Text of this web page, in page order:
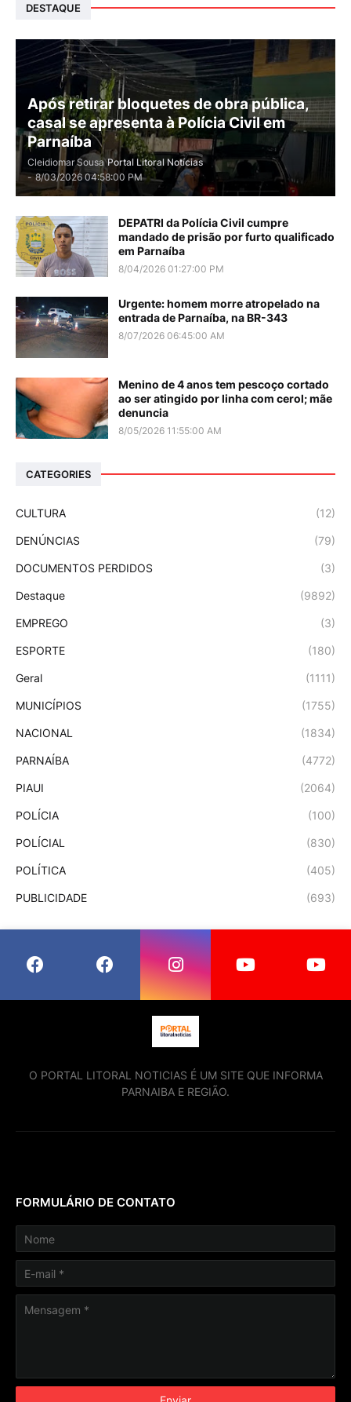
DESTAQUE
Após retirar bloquetes de obra pública,
casal se apresenta à Polícia Civil em
Parnaíba
Cleidiomar Sousa Portal Litoral Notícias
- 8/03/2026 04:58:00 PM
DEPATRI da Polícia Civil cumpre
mandado de prisão por furto qualificado
em Parnaíba
8/04/2026 01:27:00 PM
Urgente: homem morre atropelado na
entrada de Parnaíba, na BR-343
8/07/2026 06:45:00 AM
Menino de 4 anos tem pescoço cortado
ao ser atingido por linha com cerol; mãe
denuncia
8/05/2026 11:55:00 AM
CATEGORIES
CULTURA (12)
DENÚNCIAS (79)
DOCUMENTOS PERDIDOS (3)
Destaque (9892)
EMPREGO (3)
ESPORTE (180)
Geral (1111)
MUNICÍPIOS (1755)
NACIONAL (1834)
PARNAÍBA (4772)
PIAUI (2064)
POLÍCIA (100)
POLÍCIAL (830)
POLÍTICA (405)
PUBLICIDADE (693)
O PORTAL LITORAL NOTICIAS É UM SITE QUE INFORMA
PARNAIBA E REGIÃO.
FORMULÁRIO DE CONTATO